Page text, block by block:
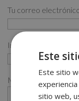
Tu correo
Indícanos en qué
Mensaje
Este
Este sitio
sitio web,